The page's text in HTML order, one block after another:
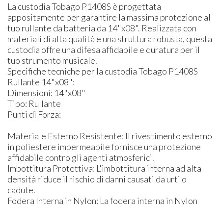
La custodia Tobago P1408S è progettata
appositamente per garantire la massima protezione al
tuo rullante da batteria da 14"x08". Realizzata con
materiali di alta qualità e una struttura robusta, questa
custodia offre una difesa affidabile e duratura per il
tuo strumento musicale.
Specifiche tecniche per la custodia Tobago P1408S
Rullante 14"x08":
Dimensioni: 14"x08"
Tipo: Rullante
Punti di Forza:
Materiale Esterno Resistente: Il rivestimento esterno
in poliestere impermeabile fornisce una protezione
affidabile contro gli agenti atmosferici.
Imbottitura Protettiva: L'imbottitura interna ad alta
densità riduce il rischio di danni causati da urti o
cadute.
Fodera Interna in Nylon: La fodera interna in Nylon